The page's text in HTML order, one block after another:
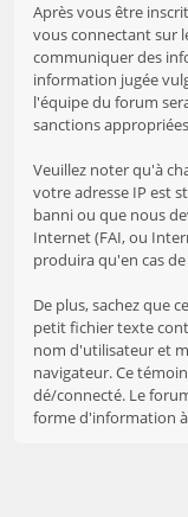
Après vous être
vous connectant sur
communiquer des
information jugée
l'équipe du forum
sanctions
Veuillez noter qu'à
votre adresse IP est
banni ou que nous
Internet (FAI, ou
produira qu'en cas
De plus, sachez que
petit fichier texte
nom d'utilisateur et
navigateur. Ce
dé/connecté. Le
forme d'information